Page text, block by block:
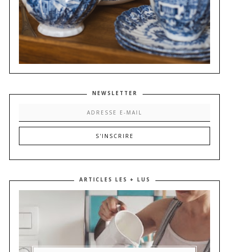
NEWSLETTER
ARTICLES LES + LUS